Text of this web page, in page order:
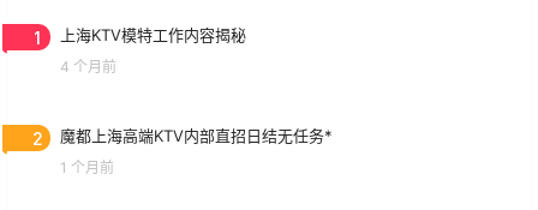
1 上海KTV模特工作内容揭秘
4 个月前
2 魔都上海高端KTV内部直招日结无任务*
1 个月前